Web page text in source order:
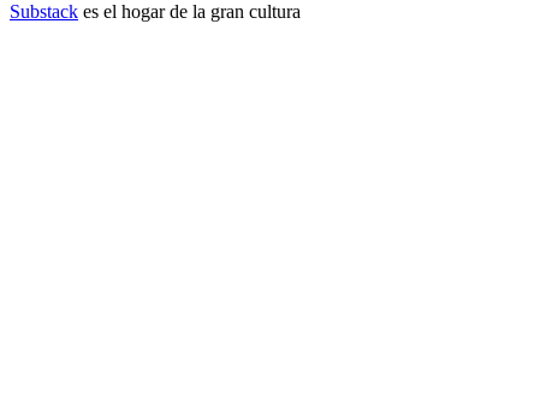
Substack es el hogar de la gran cultura